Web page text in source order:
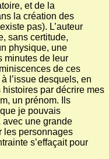
et de la
la création des
pas). L’auteur
sans certitude,
physique, une
minutes de leur
de ces
l’issue desquels, en
par décrire mes
un prénom. Ils
je pouvais
avec une grande
les personnages
s’effaçait pour